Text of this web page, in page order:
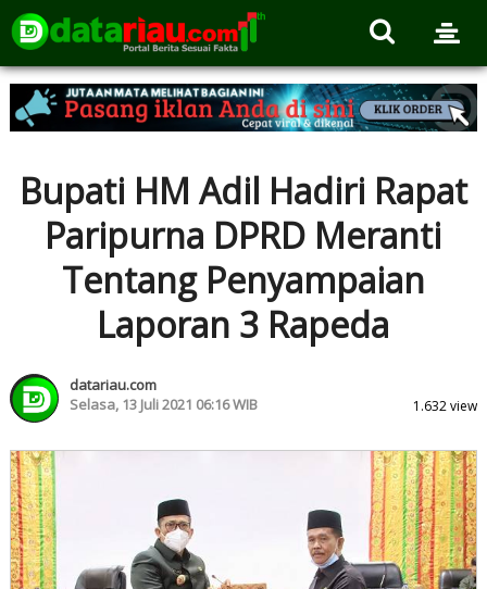
Bupati HM Adil Hadiri Rapat
Paripurna DPRD Meranti
Tentang Penyampaian
Laporan 3 Rapeda
datariau.com
Selasa, 13 Juli 2021 06:16 WIB
1.632 view